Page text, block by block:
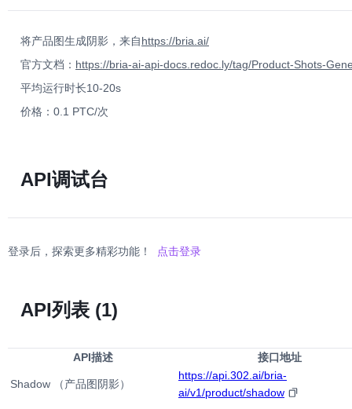
将产品图生成阴影，来自https://bria.ai/
官方文档： https://bria-ai-api-docs.redoc.ly/tag/Product-Shots-
平均运行时长10-20s
价格：0.1 PTC/次
API调试台
登录后，探索更多精彩功能！ 点击登录
API列表 (1)
API描述 接口地址
Shadow （产品图阴影）
https://api.302.ai/bria-
ai/v1/product/shadow